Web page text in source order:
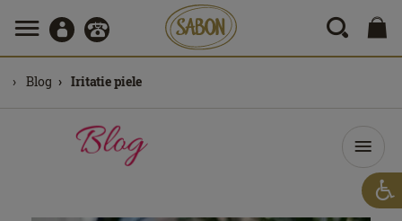
Blog Iritatie piele